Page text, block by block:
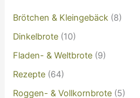
Brötchen & Kleingebäck (8)
Dinkelbrote (10)
Fladen- & Weltbrote (9)
Rezepte (64)
Roggen- & Vollkornbrote (5)